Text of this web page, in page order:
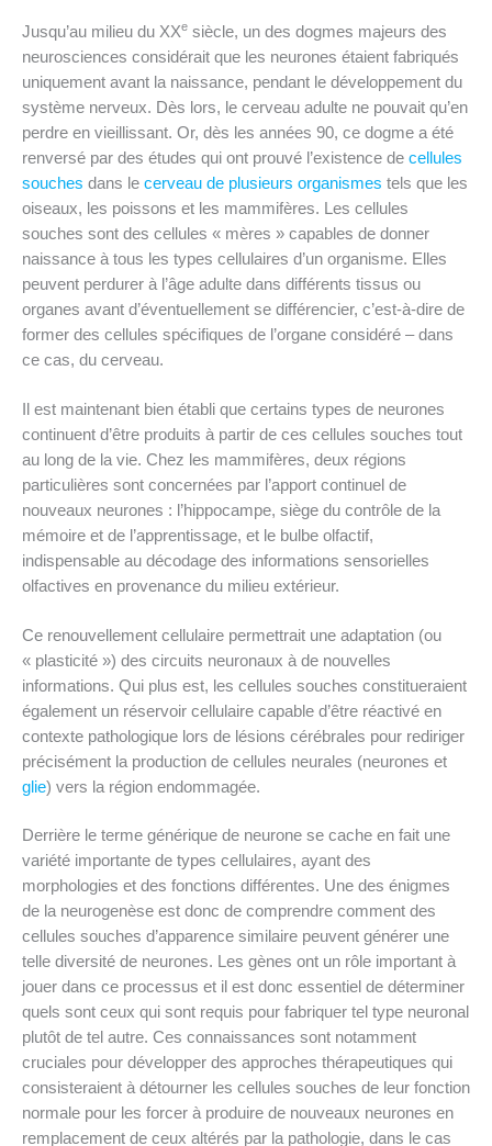
Jusqu’au milieu du XXe siècle, un des dogmes majeurs des
neurosciences considérait que les neurones étaient fabriqués
uniquement avant la naissance, pendant le développement du
système nerveux. Dès lors, le cerveau adulte ne pouvait qu’en
perdre en vieillissant. Or, dès les années 90, ce dogme a été
renversé par des études qui ont prouvé l’existence de cellules
souches dans le cerveau de plusieurs organismes tels que les
oiseaux, les poissons et les mammifères. Les cellules
souches sont des cellules « mères » capables de donner
naissance à tous les types cellulaires d’un organisme. Elles
peuvent perdurer à l’âge adulte dans différents tissus ou
organes avant d’éventuellement se différencier, c’est-à-dire de
former des cellules spécifiques de l’organe considéré – dans
ce cas, du cerveau.
Il est maintenant bien établi que certains types de neurones
continuent d’être produits à partir de ces cellules souches tout
au long de la vie. Chez les mammifères, deux régions
particulières sont concernées par l’apport continuel de
nouveaux neurones : l’hippocampe, siège du contrôle de la
mémoire et de l’apprentissage, et le bulbe olfactif,
indispensable au décodage des informations sensorielles
olfactives en provenance du milieu extérieur.
Ce renouvellement cellulaire permettrait une adaptation (ou
« plasticité ») des circuits neuronaux à de nouvelles
informations. Qui plus est, les cellules souches constitueraient
également un réservoir cellulaire capable d’être réactivé en
contexte pathologique lors de lésions cérébrales pour rediriger
précisément la production de cellules neurales (neurones et
glie) vers la région endommagée.
Derrière le terme générique de neurone se cache en fait une
variété importante de types cellulaires, ayant des
morphologies et des fonctions différentes. Une des énigmes
de la neurogenèse est donc de comprendre comment des
cellules souches d’apparence similaire peuvent générer une
telle diversité de neurones. Les gènes ont un rôle important à
jouer dans ce processus et il est donc essentiel de déterminer
quels sont ceux qui sont requis pour fabriquer tel type neuronal
plutôt de tel autre. Ces connaissances sont notamment
cruciales pour développer des approches thérapeutiques qui
consisteraient à détourner les cellules souches de leur fonction
normale pour les forcer à produire de nouveaux neurones en
remplacement de ceux altérés par la pathologie, dans le cas